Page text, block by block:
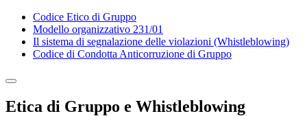
Codice Etico di Gruppo
Modello organizzativo 231/01
Il sistema di segnalazione delle violazioni (Whistleblowing)
Codice di Condotta Anticorruzione di Gruppo
Etica di Gruppo e Whistleblowing